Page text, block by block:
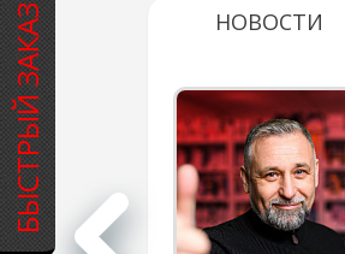
БЫСТРЫЙ ЗАКАЗ НОВОСТИ
для
смены шин на
подробнее...